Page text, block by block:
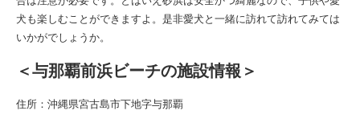
犬も楽しむことができますよ。是非愛犬と一緒に訪れて訪れてみては
いかがでしょうか。
＜与那覇前浜ビーチの施設情報＞
住所：沖縄県宮古島市下地字与那覇